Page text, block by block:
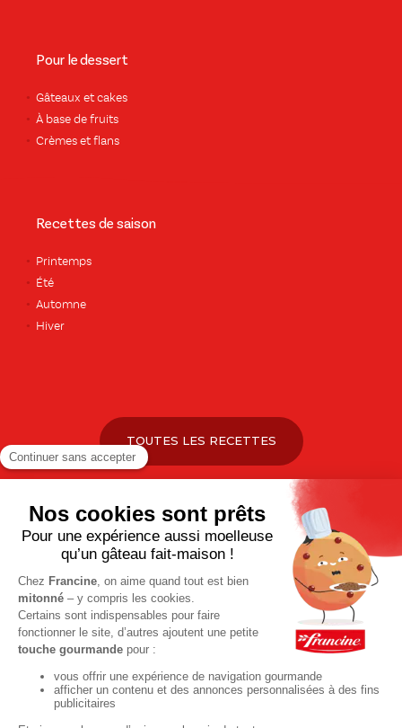
Pour le dessert
Gâteaux et cakes
À base de fruits
Crèmes et flans
Recettes de saison
Printemps
Été
Automne
Hiver
TOUTES LES RECETTES
Pour votre santé, pratiquez une activité physique régulière. Plus
d’infos surwww.mangerbouger.fr